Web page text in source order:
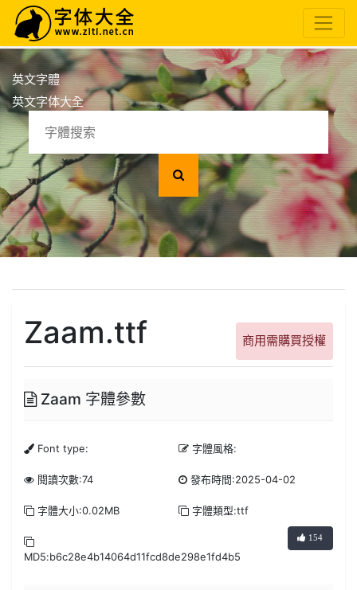
英文字體
英文字体大全
Zaam.ttf 商用需購買授權
Zaam 字體參數
Font type: 字體風格:
閱讀次數:74 發布時間:2025-04-02
字體大小:0.02MB 字體類型:ttf
MD5:b6c28e4b14064d11fcd8de298e1fd4b5
154